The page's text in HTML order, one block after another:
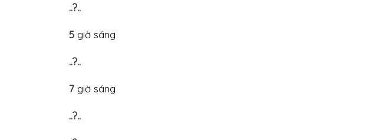
..?..
5 giờ sáng
..?..
7 giờ sáng
..?..